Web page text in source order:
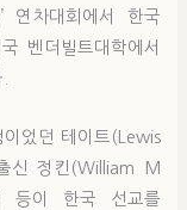
연차대회에서 한국
벤더빌트대학에서
이었던 테이트(Lewis
신 정킨(William M
등이 한국 선교를